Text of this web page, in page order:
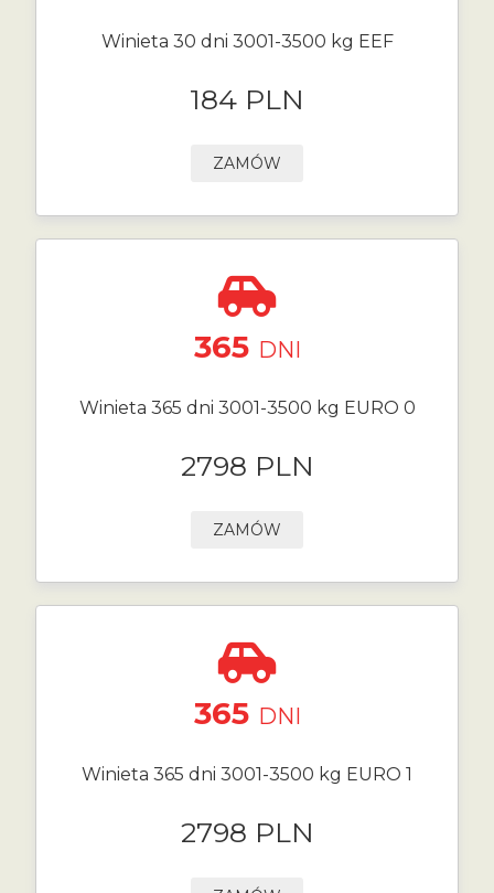
Winieta 30 dni 3001-3500 kg EEF
184 PLN
ZAMÓW
365 DNI
Winieta 365 dni 3001-3500 kg EURO 0
2798 PLN
ZAMÓW
365 DNI
Winieta 365 dni 3001-3500 kg EURO 1
2798 PLN